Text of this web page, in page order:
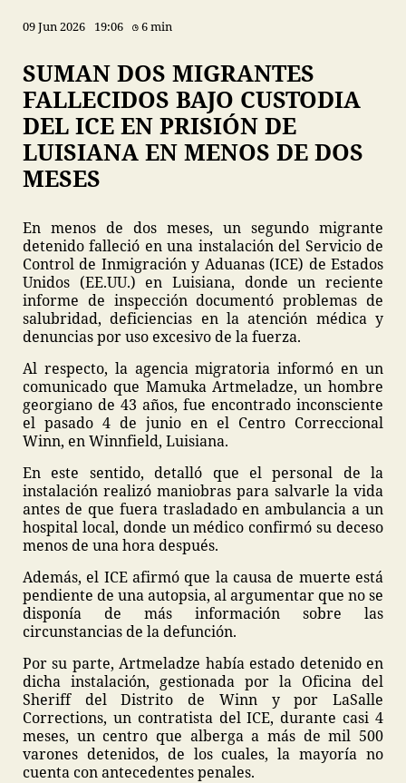
09 Jun 2026 19:06 6 min
SUMAN DOS MIGRANTES
FALLECIDOS BAJO CUSTODIA
DEL ICE EN PRISIÓN DE
LUISIANA EN MENOS DE DOS
MESES
En menos de dos meses, un segundo migrante
detenido falleció en una instalación del Servicio de
Control de Inmigración y Aduanas (ICE) de Estados
Unidos (EE.UU.) en Luisiana, donde un reciente
informe de inspección documentó problemas de
salubridad, deficiencias en la atención médica y
denuncias por uso excesivo de la fuerza.
Al respecto, la agencia migratoria informó en un
comunicado que Mamuka Artmeladze, un hombre
georgiano de 43 años, fue encontrado inconsciente
el pasado 4 de junio en el Centro Correccional
Winn, en Winnfield, Luisiana.
En este sentido, detalló que el personal de la
instalación realizó maniobras para salvarle la vida
antes de que fuera trasladado en ambulancia a un
hospital local, donde un médico confirmó su deceso
menos de una hora después.
Además, el ICE afirmó que la causa de muerte está
pendiente de una autopsia, al argumentar que no se
disponía de más información sobre las
circunstancias de la defunción.
Por su parte, Artmeladze había estado detenido en
dicha instalación, gestionada por la Oficina del
Sheriff del Distrito de Winn y por LaSalle
Corrections, un contratista del ICE, durante casi 4
meses, un centro que alberga a más de mil 500
varones detenidos, de los cuales, la mayoría no
cuenta con antecedentes penales.